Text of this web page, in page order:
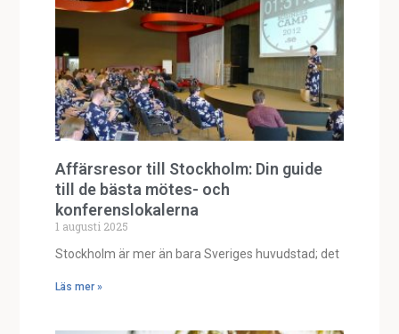
Affärsresor till Stockholm: Din guide
till de bästa mötes- och
konferenslokalerna
1 augusti 2025
Stockholm är mer än bara Sveriges huvudstad; det
Läs mer »